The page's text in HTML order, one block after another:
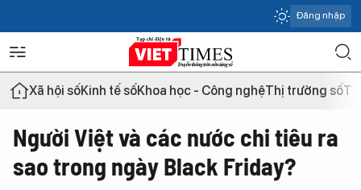
Đăng nhập
Xã hội sốKinh tế sốKhoa học - Công nghệThị trường số
Người Việt và các nước chi tiêu ra
sao trong ngày Black Friday?